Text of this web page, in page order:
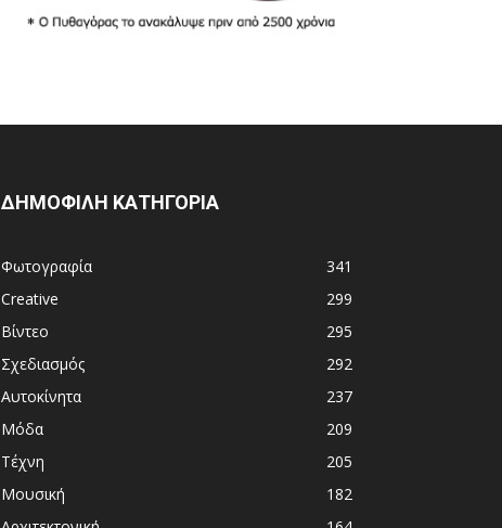
ΔΗΜΟΦΙΛΗ ΚΑΤΗΓΟΡΙΑ
Φωτογραφία
341
Creative
299
Βίντεο
295
Σχεδιασμός
292
Αυτοκίνητα
237
Μόδα
209
Τέχνη
205
Μουσική
182